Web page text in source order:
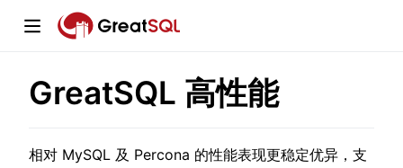
GreatSQL 高性能
相对 MySQL 及 Percona 的性能表现更稳定优异，支